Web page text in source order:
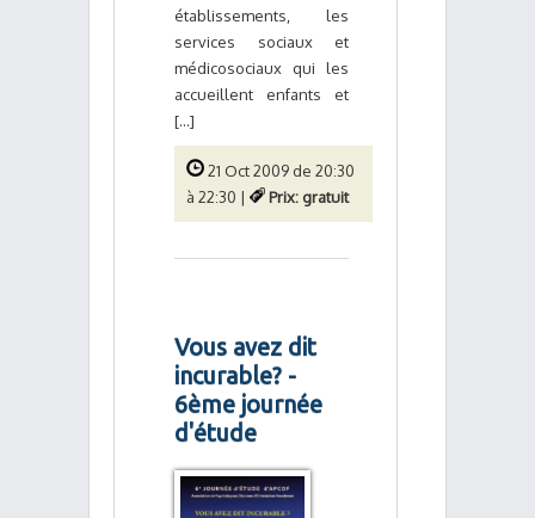
établissements, les
services sociaux et
médicosociaux qui les
accueillent enfants et
[...]
21 Oct 2009 de 20:30
à 22:30 |
Prix: gratuit
Vous avez dit
incurable? -
6ème journée
d'étude